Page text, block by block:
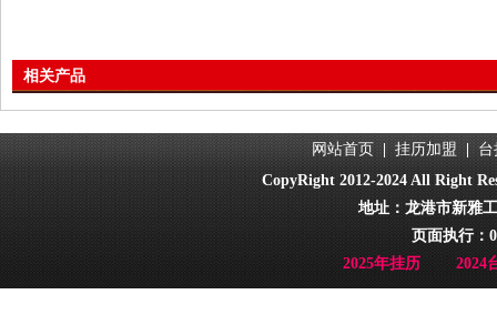
相关产品
网站首页 挂历加盟
CopyRight 2012-2024 All Right
地址：龙港市新雅
页面执行：
2025年挂历
2024